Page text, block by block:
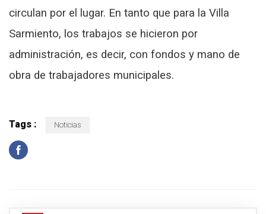
circulan por el lugar. En tanto que para la Villa
Sarmiento, los trabajos se hicieron por
administración, es decir, con fondos y mano de
obra de trabajadores municipales.
Tags : Noticias